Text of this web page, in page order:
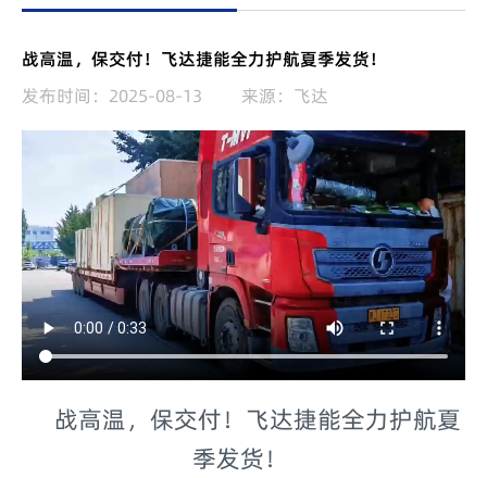
战高温，保交付！飞达捷能全力护航夏季发货！
发布时间：2025-08-13
来源：飞达
战高温，保交付！飞达捷能全力护航夏
季发货！